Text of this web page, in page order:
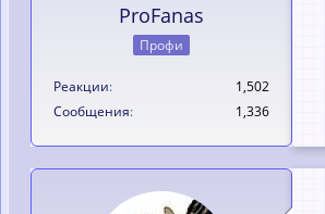
ProFanas
Профи
Реакции
1,502
Сообщения
1,336